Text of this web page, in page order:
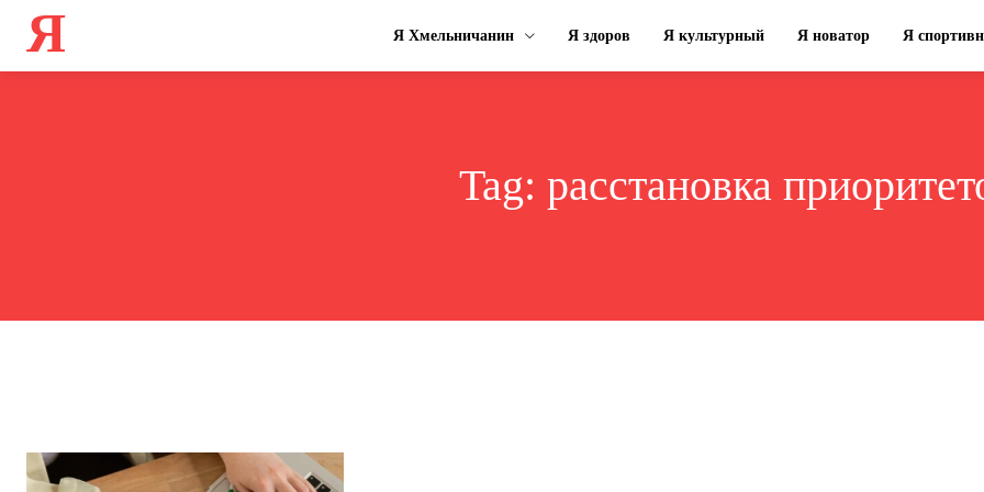
Я Я Хмельничанин Я здоров Я культурный Я новатор Я
Tag: расстановка